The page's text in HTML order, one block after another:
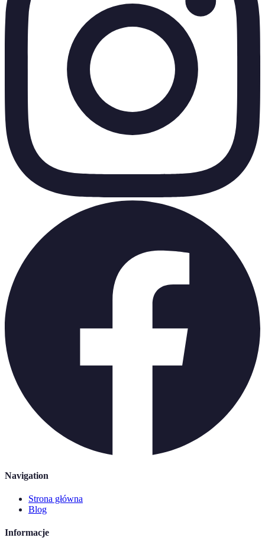
Navigation
Strona główna
Blog
Informacje